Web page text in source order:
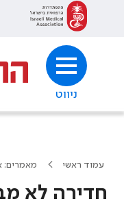
ניווט
עמוד ראשי מאמרים:
חדירה לא